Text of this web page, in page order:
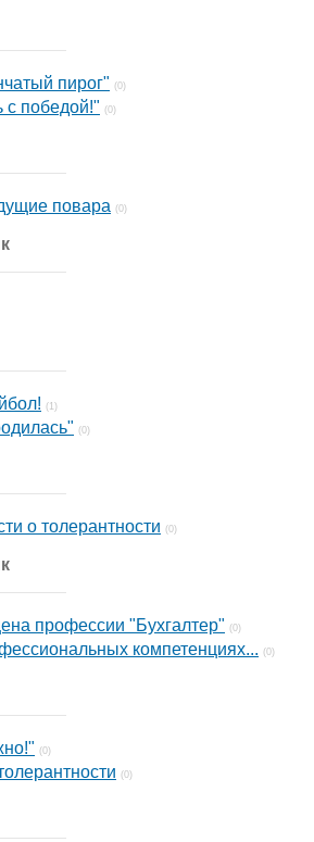
пирог" (0)
победой!" (0)
повара (0)
(1)
(0)
о толерантности (0)
профессии "Бухгалтер" (0)
компетенциях... (0)
(0)
(0)